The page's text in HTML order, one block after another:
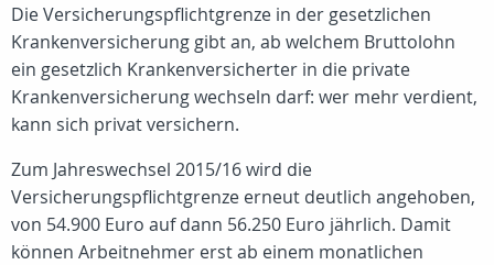
Die Versicherungspflichtgrenze in der gesetzlichen
Krankenversicherung gibt an, ab welchem Bruttolohn
ein gesetzlich Krankenversicherter in die private
Krankenversicherung wechseln darf: wer mehr verdient,
kann sich privat versichern.
Zum Jahreswechsel 2015/16 wird die
Versicherungspflichtgrenze erneut deutlich angehoben,
von 54.900 Euro auf dann 56.250 Euro jährlich. Damit
können Arbeitnehmer erst ab einem monatlichen